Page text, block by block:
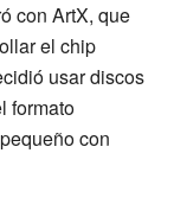
con ArtX, que
el chip
usar discos
formato
con